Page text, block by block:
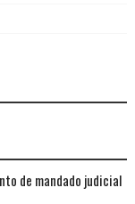
de mandado judicial